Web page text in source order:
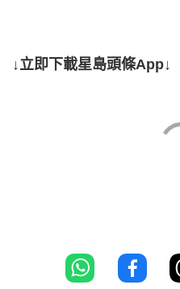
↓立即下載星島頭條App↓